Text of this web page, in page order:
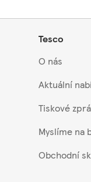
Tesco
O nás
Aktuální
Tiskové
Myslíme na
Obchodní